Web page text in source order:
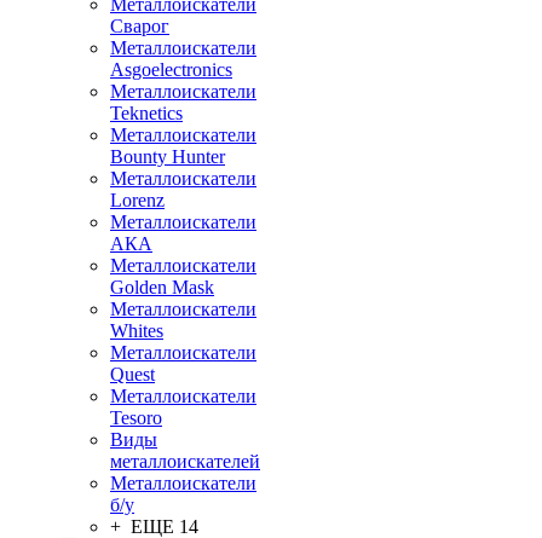
Металлоискатели
Сварог
Металлоискатели
Asgoelectronics
Металлоискатели
Teknetics
Металлоискатели
Bounty Hunter
Металлоискатели
Lorenz
Металлоискатели
АКА
Металлоискатели
Golden Mask
Металлоискатели
Whites
Металлоискатели
Quest
Металлоискатели
Tesoro
Виды
металлоискателей
Металлоискатели
б/у
+ ЕЩЕ 14